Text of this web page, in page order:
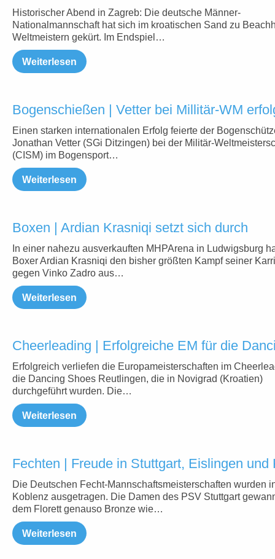
Historischer Abend in Zagreb: Die deutsche Männer-
Nationalmannschaft hat sich im kroatischen Sand zu
Weltmeistern gekürt. Im Endspiel…
Weiterlesen
Bogenschießen | Vetter bei Millitär-WM
Einen starken internationalen Erfolg feierte der
Jonathan Vetter (SGi Ditzingen) bei der Militär-
(CISM) im Bogensport…
Weiterlesen
Boxen | Ardian Krasniqi setzt sich durch
In einer nahezu ausverkauften MHPArena in Ludwigsburg
Boxer Ardian Krasniqi den bisher größten Kampf seiner
gegen Vinko Zadro aus…
Weiterlesen
Cheerleading | Erfolgreiche EM für die
Erfolgreich verliefen die Europameisterschaften im
die Dancing Shoes Reutlingen, die in Novigrad (Kroatien)
durchgeführt wurden. Die…
Weiterlesen
Fechten | Freude in Stuttgart, Eislingen und
Die Deutschen Fecht-Mannschaftsmeisterschaften wurden
Koblenz ausgetragen. Die Damen des PSV Stuttgart
dem Florett genauso Bronze wie…
Weiterlesen